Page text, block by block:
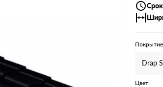
Ондулин СмартDrap
Цвет: